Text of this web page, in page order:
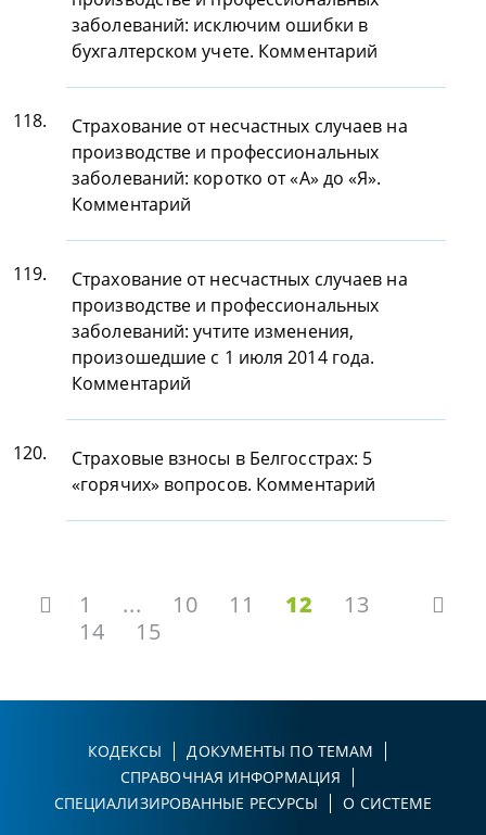
заболеваний: исключим ошибки в
бухгалтерском учете. Комментарий
118.
Страхование от несчастных случаев на
производстве и профессиональных
заболеваний: коротко от «А» до «Я».
Комментарий
119.
Страхование от несчастных случаев на
производстве и профессиональных
заболеваний: учтите изменения,
произошедшие с 1 июля 2014 года.
Комментарий
120.
Страховые взносы в Белгосстрах: 5
«горячих» вопросов. Комментарий
1 ... 10 11 12
13
14
15
КОДЕКСЫ
ДОКУМЕНТЫ ПО ТЕМАМ
СПРАВОЧНАЯ ИНФОРМАЦИЯ
СПЕЦИАЛИЗИРОВАННЫЕ РЕСУРСЫ
О СИСТЕМЕ